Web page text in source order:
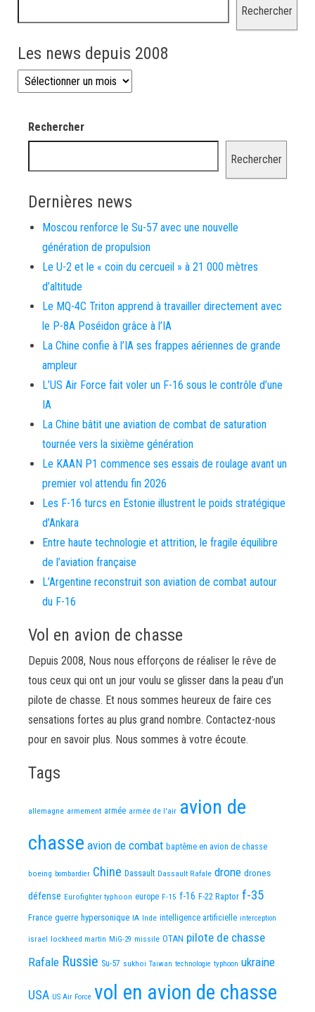
Rechercher
Les news depuis 2008
Les news depuis 2008
Rechercher
Rechercher
Dernières news
Moscou renforce le Su-57 avec une nouvelle
génération de propulsion
Le U-2 et le « coin du cercueil » à 21 000 mètres
d’altitude
Le MQ-4C Triton apprend à travailler directement avec
le P-8A Poséidon grâce à l’IA
La Chine confie à l’IA ses frappes aériennes de grande
ampleur
L’US Air Force fait voler un F-16 sous le contrôle d’une
IA
La Chine bâtit une aviation de combat de saturation
tournée vers la sixième génération
Le KAAN P1 commence ses essais de roulage avant un
premier vol attendu fin 2026
Les F-16 turcs en Estonie illustrent le poids stratégique
d’Ankara
Entre haute technologie et attrition, le fragile équilibre
de l’aviation française
L’Argentine reconstruit son aviation de combat autour
du F-16
Vol en avion de chasse
Depuis 2008, Nous nous efforçons de réaliser le rêve de
tous ceux qui ont un jour voulu se glisser dans la peau d’un
pilote de chasse. Et nous sommes heureux de faire ces
sensations fortes au plus grand nombre. Contactez-nous
pour en savoir plus. Nous sommes à votre écoute.
Tags
allemagne armement armée armée de l'air avion de
chasse avion de combat baptême en avion de chasse
boeing bombardier Chine Dassault Dassault Rafale drone drones
défense Eurofighter typhoon europe F-15 f-16 F-22 Raptor f-35
France guerre hypersonique IA Inde intelligence artificielle interception
israel lockheed martin MiG-29 missile OTAN pilote de chasse
Rafale Russie Su-57 sukhoi Taiwan technologie typhoon ukraine
USA US Air Force vol en avion de chasse